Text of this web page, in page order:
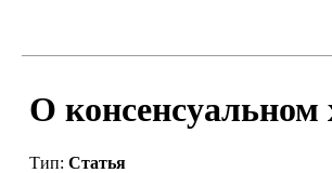
О консенсуальном
Тип: Статья